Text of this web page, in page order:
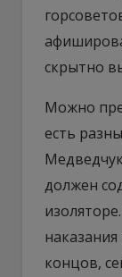
скрытно
Можно
есть
должен
концов,